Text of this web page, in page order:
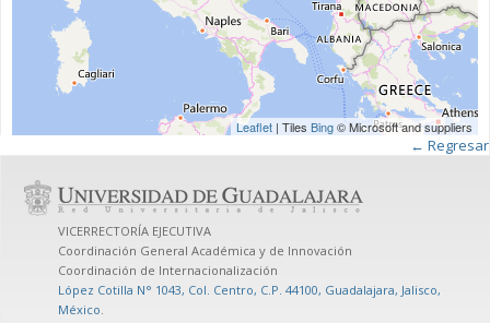
Leaflet | Tiles Bing© Microsoft and suppliers
← Regresar
VICERRECTORÍA EJECUTIVA
Coordinación General Académica y de Innovación
Coordinación de Internacionalización
López Cotilla N° 1043, Col. Centro, C.P. 44100, Guadalajara, Jalisco,
México.